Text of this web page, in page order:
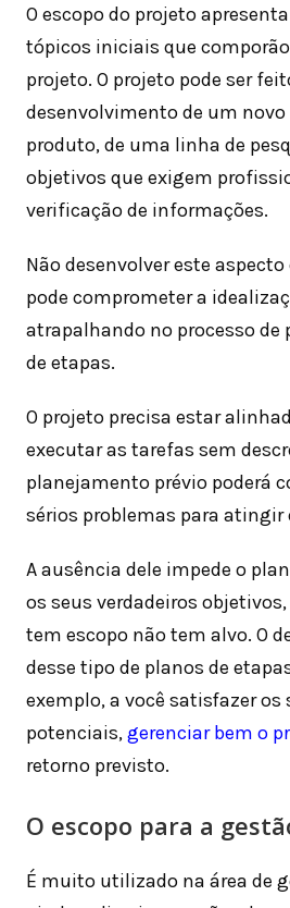
O escopo do projeto
tópicos iniciais que
projeto. O projeto pode ser
desenvolvimento de um
produto, de uma linha de
objetivos que exigem
verificação de informações.
Não desenvolver este
pode comprometer a
atrapalhando no processo de
de etapas.
O projeto precisa estar
executar as tarefas sem
planejamento prévio poderá
sérios problemas para atingir
A ausência dele impede o
os seus verdadeiros
tem escopo não tem alvo. O
desse tipo de planos de
exemplo, a você satisfazer os
potenciais,gerenciar bem o
retorno previsto.
O escopo para a
É muito utilizado na área de